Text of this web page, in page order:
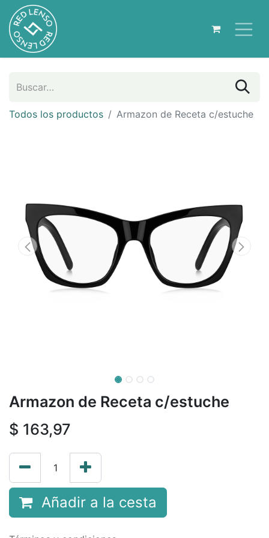
Todos los productos Armazon de Receta c/estuche
Armazon de Receta c/estuche
$ 163,97
Añadir a la cesta